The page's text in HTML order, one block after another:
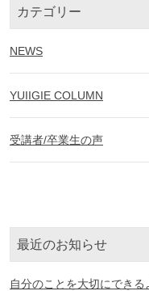
カテゴリー
NEWS
YUIIGIE COLUMN
受講者/卒業生の声
最近のお知らせ
自分のことを大切にでき